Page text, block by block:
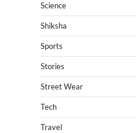
Science
Shiksha
Sports
Stories
Street Wear
Tech
Travel